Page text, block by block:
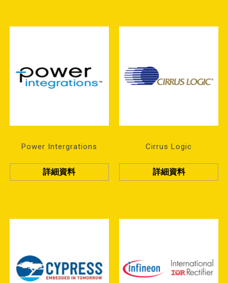
Power Intergrations
詳細資料
Cirrus Logic
詳細資料